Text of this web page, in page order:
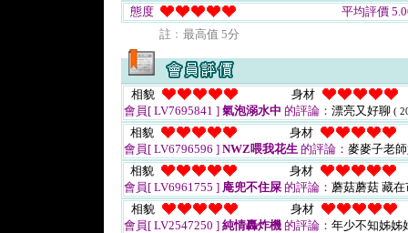
態度
平均評價
註﹕最高值 5分
相貌
身材
會員[ LV7695841 ] 氣泡溺水中 的評論： 漂亮又好聊 (
相貌
身材
會員[ LV6796596 ] NWZ喂我花生 的評論： 麥麥子老
相貌
身材
會員[ LV6961755 ] 庵兜不住屎 的評論： 蘑菇蘑菇 藏
相貌
身材
會員[ LV2547250 ] 純情轟炸機 的評論： 年少不知姊姊